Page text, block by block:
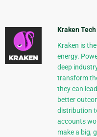
Kraken Tech
Kraken is
energy.
deep
transform
they can
better
distribution
accounts
make a big,